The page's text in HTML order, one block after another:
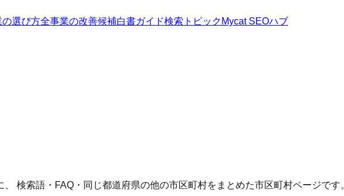
の選び方全事業の改善候補白書ガイド検索トピック Mycat SEOハブ
、 検索語・FAQ・同じ都道府県の他の市区町村をまとめた市区町村ページです